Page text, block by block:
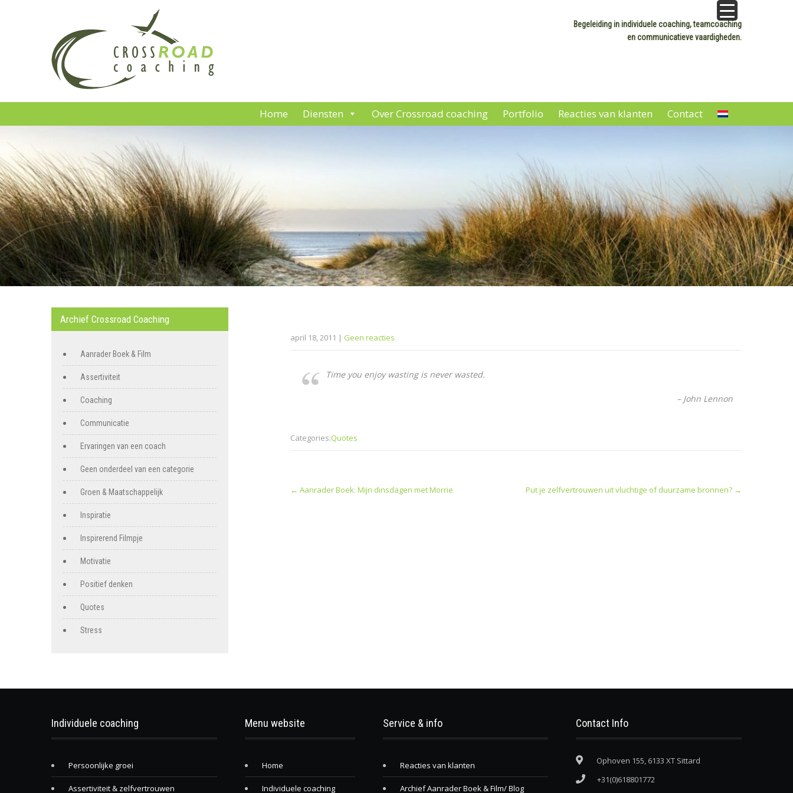
Begeleiding in individuele coaching, teamcoaching
en communicatieve vaardigheden.
Home Diensten Over Crossroad coaching Portfolio Reacties van klanten Contact
april 18, 2011 | Geen reacties
Time you enjoy wasting is never wasted.
– John Lennon
Categories:Quotes
navigation
← Aanrader Boek: Mijn dinsdagen met Morrie Put je zelfvertrouwen uit vluchtige of duurzame bronnen? →
Archief Crossroad Coaching
Aanrader Boek & Film
Assertiviteit
Coaching
Communicatie
Ervaringen van een coach
Geen onderdeel van een categorie
Groen & Maatschappelijk
Inspiratie
Inspirerend Filmpje
Motivatie
Positief denken
Quotes
Stress
Individuele coaching
Persoonlijke groei
Assertiviteit & zelfvertrouwen
Menu website
Home
Individuele coaching
Service & info
Reacties van klanten
Archief Aanrader Boek & Film/ Blog
Contact Info
Ophoven 155, 6133 XT Sittard
+31(0)618801772